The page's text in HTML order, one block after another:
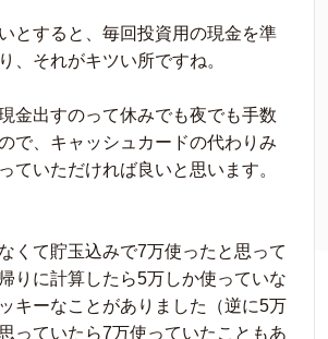
とすると、毎回投資用の現金を準
、それがキツい所ですね。
金出すのって休みでも夜でも手数
で、キャッシュカードの代わりみ
ていただければ良いと思います。
くて貯玉込みで7万使ったと思って
りに計算したら5万しか使っていな
キーなことがありました（逆に5万
っていたら7万使っていたこともあ